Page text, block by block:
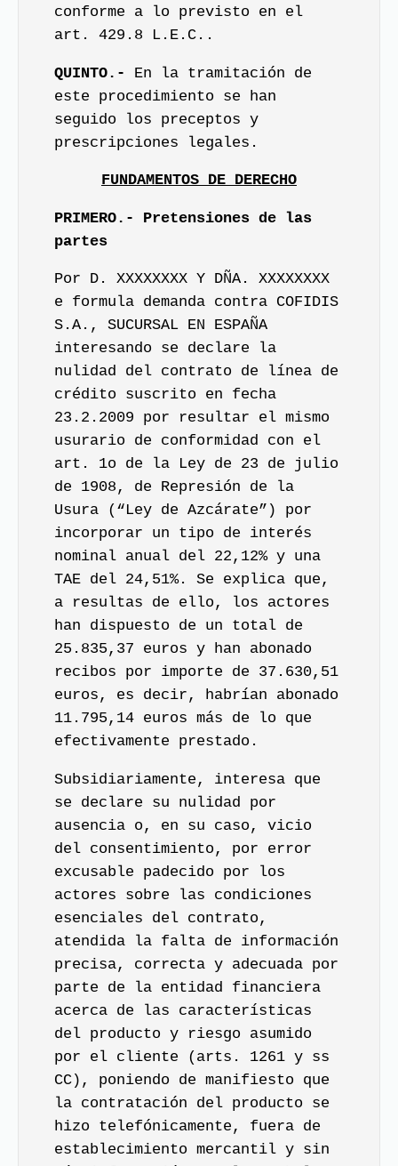
conforme a lo previsto en el
art. 429.8 L.E.C..
QUINTO.-
En la tramitación de
este procedimiento se han
seguido los preceptos y
prescripciones legales.
FUNDAMENTOS DE DERECHO
PRIMERO.- Pretensiones de las
partes
Por D. XXXXXXXX Y DÑA. XXXXXXXX
e formula demanda contra COFIDIS
S.A., SUCURSAL EN ESPAÑA
interesando se declare la
nulidad del contrato de línea de
crédito suscrito en fecha
23.2.2009 por resultar el mismo
usurario de conformidad con el
art. 1o de la Ley de 23 de julio
de 1908, de Represión de la
Usura (“Ley de Azcárate”) por
incorporar un tipo de interés
nominal anual del 22,12% y una
TAE del 24,51%. Se explica que,
a resultas de ello, los actores
han dispuesto de un total de
25.835,37 euros y han abonado
recibos por importe de 37.630,51
euros, es decir, habrían abonado
11.795,14 euros más de lo que
efectivamente prestado.
Subsidiariamente, interesa que
se declare su nulidad por
ausencia o, en su caso, vicio
del consentimiento, por error
excusable padecido por los
actores sobre las condiciones
esenciales del contrato,
atendida la falta de información
precisa, correcta y adecuada por
parte de la entidad financiera
acerca de las características
del producto y riesgo asumido
por el cliente (arts. 1261 y ss
CC), poniendo de manifiesto que
la contratación del producto se
hizo telefónicamente, fuera de
establecimiento mercantil y sin